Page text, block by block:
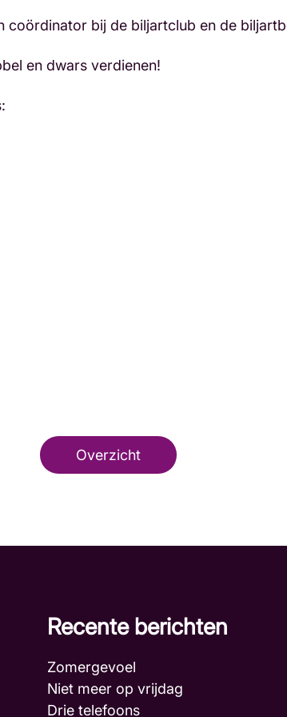
coördinator bij de biljartclub en de
en dwars verdienen!
Overzicht
Recente berichten
Zomergevoel
Niet meer op vrijdag
Drie telefoons